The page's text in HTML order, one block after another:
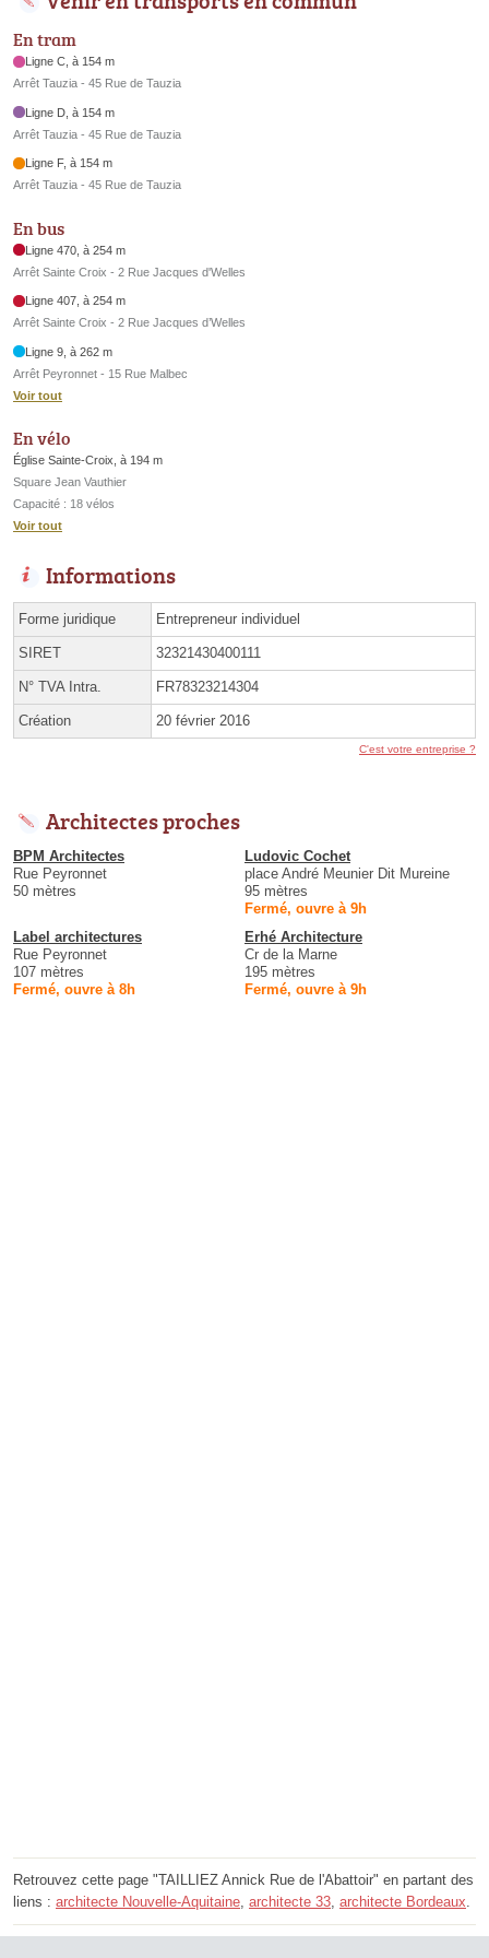
En tram
Ligne C, à 154 m
Arrêt Tauzia - 45 Rue de Tauzia
Ligne D, à 154 m
Arrêt Tauzia - 45 Rue de Tauzia
Ligne F, à 154 m
Arrêt Tauzia - 45 Rue de Tauzia
En bus
Ligne 470, à 254 m
Arrêt Sainte Croix - 2 Rue Jacques d'Welles
Ligne 407, à 254 m
Arrêt Sainte Croix - 2 Rue Jacques d’Welles
Ligne 9, à 262 m
Arrêt Peyronnet - 15 Rue Malbec
Voir tout
En vélo
Église Sainte-Croix, à 194 m
Square Jean Vauthier
Capacité : 18 vélos
Voir tout
Informations
Forme juridique Entrepreneur individuel
SIRET 32321430400111
N° TVA Intra. FR78323214304
Création 20 février 2016
C'est votre entreprise ?
Architectes proches
BPM Architectes
Rue Peyronnet
50 mètres
Ludovic Cochet
place André Meunier Dit Mureine
95 mètres
Fermé, ouvre à 9h
Label architectures
Rue Peyronnet
107 mètres
Fermé, ouvre à 8h
Erhé Architecture
Cr de la Marne
195 mètres
Fermé, ouvre à 9h
Retrouvez cette page "TAILLIEZ Annick Rue de l'Abattoir" en partant des
liens : architecte Nouvelle-Aquitaine, architecte 33, architecte Bordeaux.